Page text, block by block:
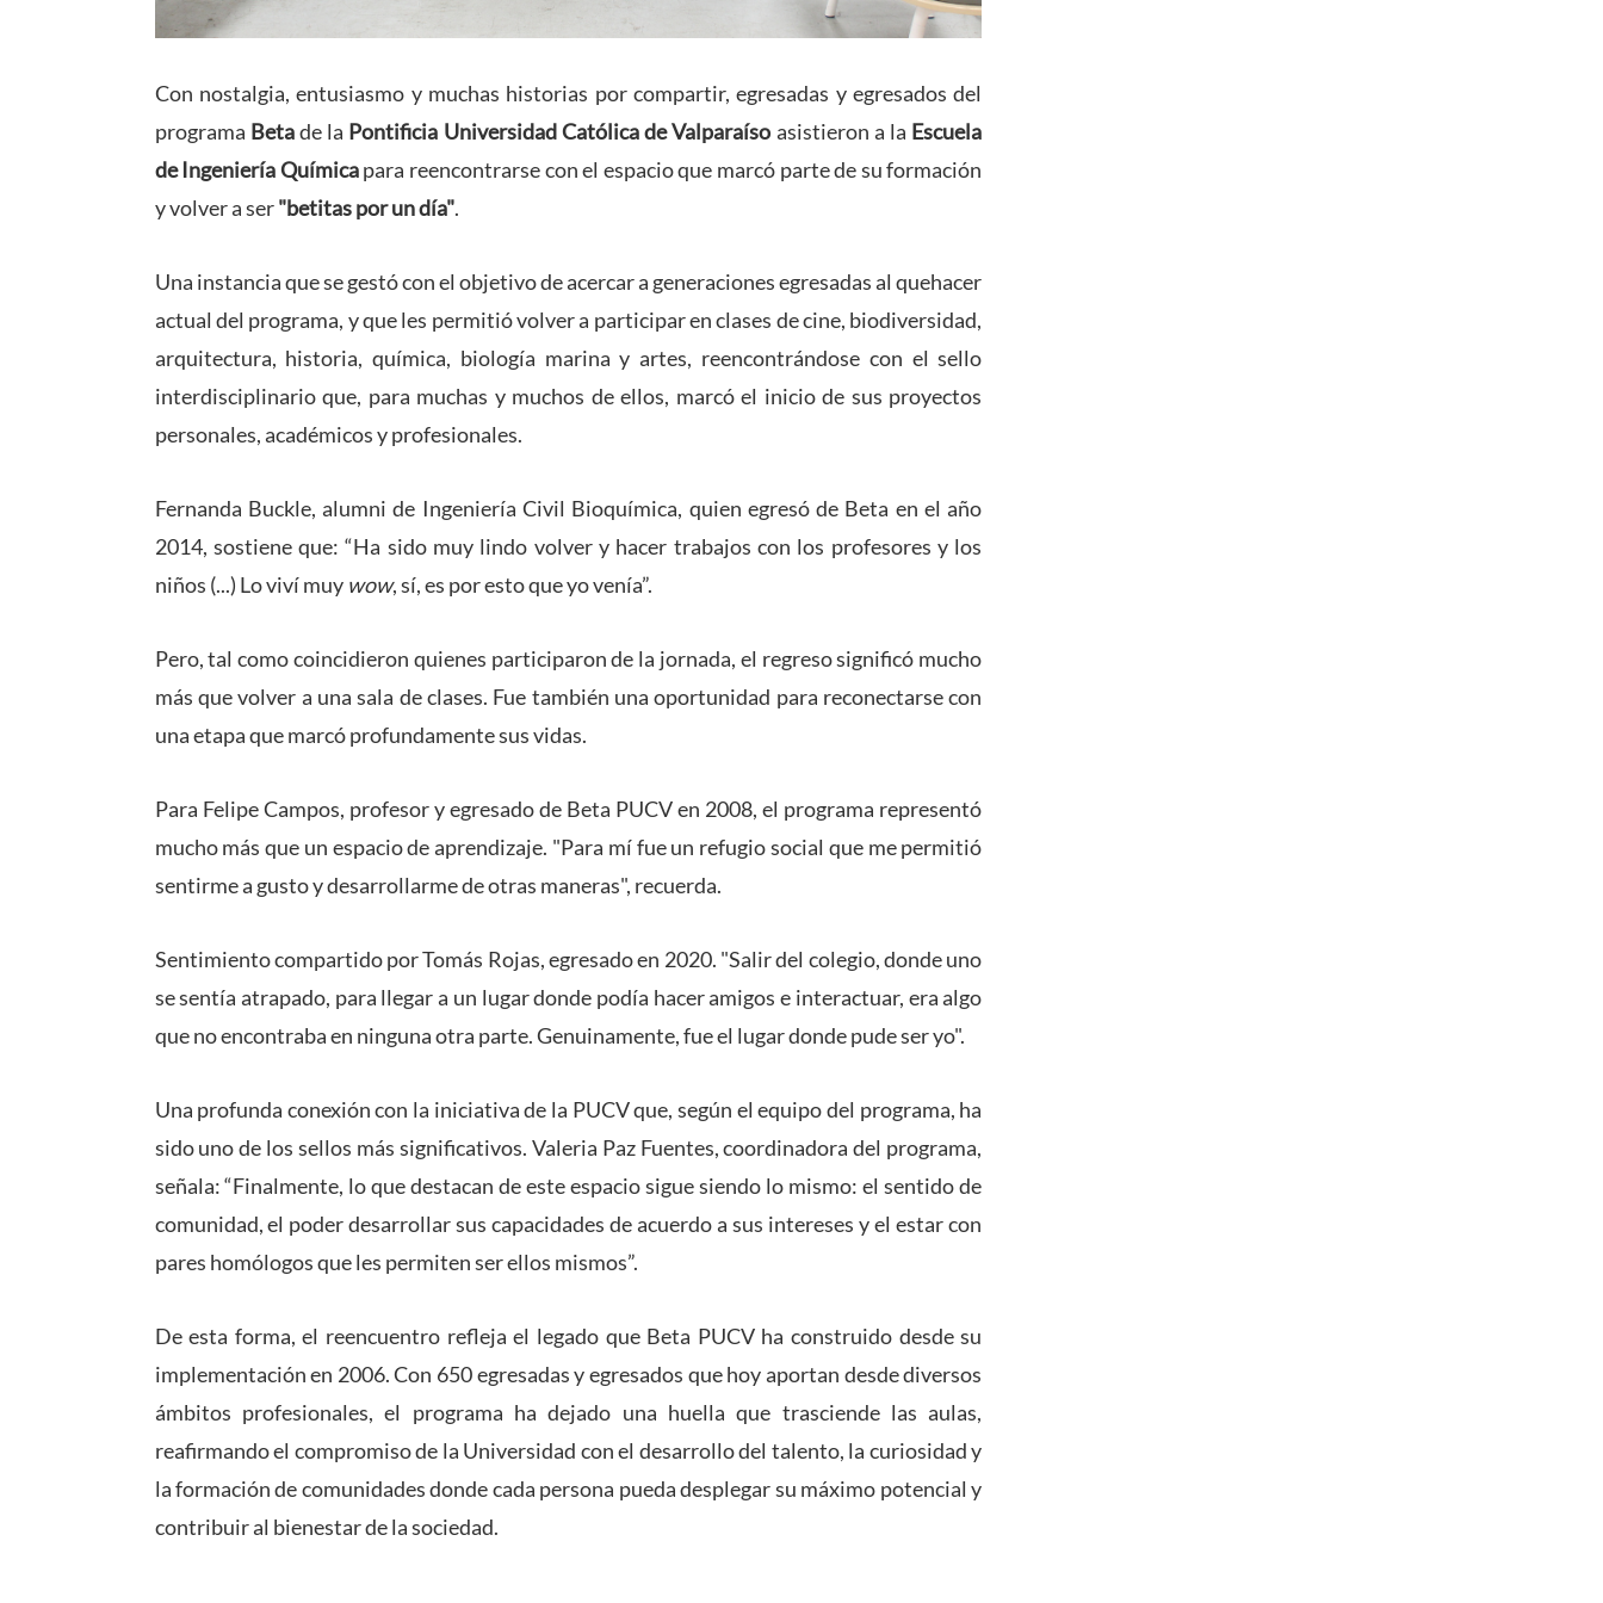
Con nostalgia, entusiasmo y muchas historias por compartir, egresadas y egresados del
programa Betade la Pontificia Universidad Católica de Valparaíso asistieron a la Escuela
de Ingeniería Químicapara reencontrarse con el espacio que marcó parte de su formación
y volver a ser"betitas por un día".
Una instancia que se gestó con el objetivo de acercar a generaciones egresadas al quehacer
actual del programa, y que les permitió volver a participar en clases de cine, biodiversidad,
arquitectura, historia, química, biología marina y artes, reencontrándose con el sello
interdisciplinario que, para muchas y muchos de ellos, marcó el inicio de sus proyectos
personales, académicos y profesionales.
Fernanda Buckle, alumni de Ingeniería Civil Bioquímica, quien egresó de Beta en el año
2014, sostiene que: “Ha sido muy lindo volver y hacer trabajos con los profesores y los
niños (...) Lo viví muy wow, sí, es por esto que yo venía”.
Pero, tal como coincidieron quienes participaron de la jornada, el regreso significó mucho
más que volver a una sala de clases. Fue también una oportunidad para reconectarse con
una etapa que marcó profundamente sus vidas.
Para Felipe Campos, profesor y egresado de Beta PUCV en 2008, el programa representó
mucho más que un espacio de aprendizaje. "Para mí fue un refugio social que me permitió
sentirme a gusto y desarrollarme de otras maneras", recuerda.
Sentimiento compartido por Tomás Rojas, egresado en 2020. "Salir del colegio, donde uno
se sentía atrapado, para llegar a un lugar donde podía hacer amigos e interactuar, era algo
que no encontraba en ninguna otra parte. Genuinamente, fue el lugar donde pude ser yo".
Una profunda conexión con la iniciativa de la PUCV que, según el equipo del programa, ha
sido uno de los sellos más significativos. Valeria Paz Fuentes, coordinadora del programa,
señala: “Finalmente, lo que destacan de este espacio sigue siendo lo mismo: el sentido de
comunidad, el poder desarrollar sus capacidades de acuerdo a sus intereses y el estar con
pares homólogos que les permiten ser ellos mismos”.
De esta forma, el reencuentro refleja el legado que Beta PUCV ha construido desde su
implementación en 2006. Con 650 egresadas y egresados que hoy aportan desde diversos
ámbitos profesionales, el programa ha dejado una huella que trasciende las aulas,
reafirmando el compromiso de la Universidad con el desarrollo del talento, la curiosidad y
la formación de comunidades donde cada persona pueda desplegar su máximo potencial y
contribuir al bienestar de la sociedad.